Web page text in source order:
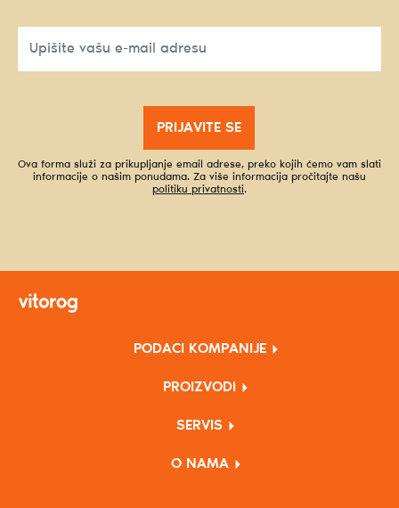
PRIJAVITE SE
Ova forma služi za prikupljanje email adrese, preko kojih ćemo vam slati
informacije o našim ponudama. Za više informacija pročitajte našu
politiku privatnosti.
PODACI KOMPANIJE
PROIZVODI
SERVIS
O NAMA